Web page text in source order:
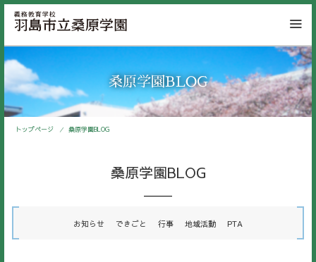
桑原学園BLOG
トップページ 桑原学園BLOG
桑原学園BLOG
お知らせ できごと 行事 地域活動 PTA